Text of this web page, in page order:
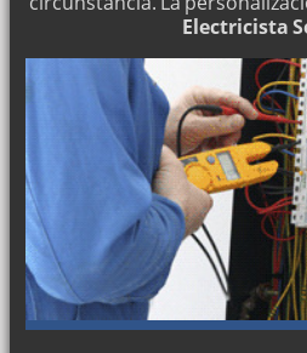
Electricista